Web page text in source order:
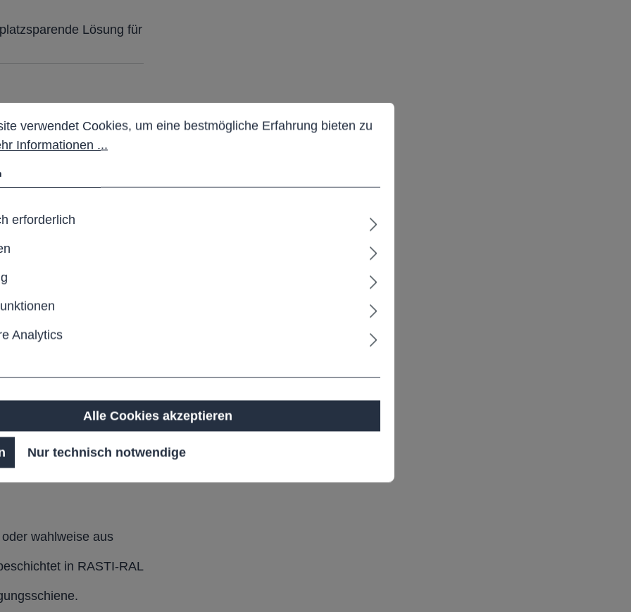
Lösung für
Außenbereich von
Witterungsschutz.
(inkl.
optimalen
wahlweise aus
in RASTI-RAL
verwendet Cookies, um eine bestmögliche Erfahrung bieten zu können.
verwendet Cookies, um eine bestmögliche Erfahrung bieten zu
Informationen ...
erforderlich
Analytics
Alle Cookies akzeptieren
Nur technisch notwendige